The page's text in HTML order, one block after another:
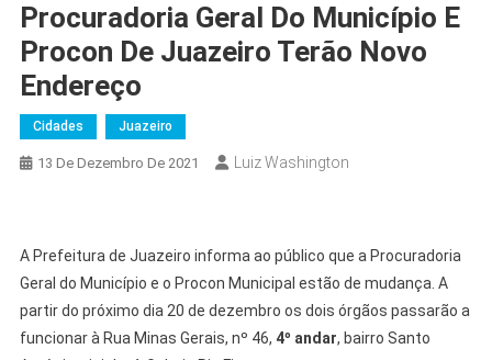
Procuradoria Geral Do Município E
Procon De Juazeiro Terão Novo
Endereço
Cidades Juazeiro
13 De Dezembro De 2021 Luiz Washington
A Prefeitura de Juazeiro informa ao público que a Procuradoria
Geral do Município e o Procon Municipal estão de mudança. A
partir do próximo dia 20 de dezembro os dois órgãos passarão a
funcionar à Rua Minas Gerais, nº 46, 4º andar, bairro Santo